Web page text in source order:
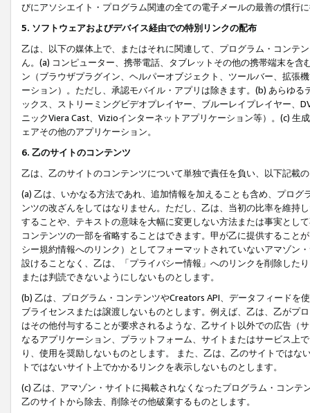
びにアソシエイト・プログラム関連の全ての電子メールの最善の慣行
5. ソフトウェアおよびデバイス経由での特別リンクの配布
乙は、以下の媒体上で、またはそれに関連して、プログラム・コンテ
ん。(a) コンピューター、携帯電話、タブレットその他の携帯端末を
ン（ブラウザプラグイン、ヘルパーオブジェクト、ツールバー、拡張
ーション）。ただし、承認モバイル・アプリは除きます。(b) あらゆ
ックス、ストリーミングビデオプレイヤー、ブルーレイプレイヤー、
ニックViera Cast、Vizioインターネットアプリケーション等）。(c)
ェアその他のアプリケーション。
6. 乙のサイトのコンテンツ
乙は、乙のサイトのコンテンツについて単独で責任を負い、以下記載
(a) 乙は、いかなる方法であれ、追加情報を加えることも含め、プロ
ンツの改ざんをしてはなりません。ただし、乙は、当初の比率を維持
することや、テキストの意味を大幅に変更しない方法または事実とし
コンテンツの一部を省略することはできます。甲が乙に提供すること
シー規約情報へのリンク）としてフォーマットされていないアマゾン
設けることなく、乙は、「プライバシー情報」へのリンクを削除した
または判読できないようにしないものとします。
(b) 乙は、プログラム・コンテンツやCreators API、データフィード
ブライセンスまたは譲渡しないものとします。例えば、乙は、乙がプ
はその他付与することが要求されるような、乙サイト以外での広告（
なるアプリケーション、プラットフォーム、サイトまたはサービス上
り、使用を奨励しないものとします。 また、乙は、乙のサイトでは
トではないサイト上でかかるリンクを表示しないものとします。
(c) 乙は、アマゾン・サイトに掲載されなくなったプログラム・コン
乙のサイトから除去、削除その他破棄するものとします。